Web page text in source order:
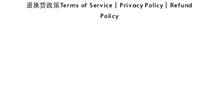
退换货政策Terms of Service | Privacy Policy | Refund
Policy